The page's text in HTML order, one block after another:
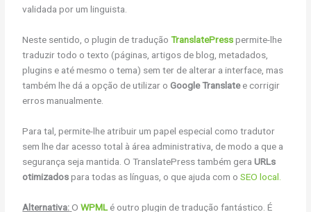
validada por um linguista.
Neste sentido, o plugin de tradução TranslatePress permite-lhe
traduzir todo o texto (páginas, artigos de blog, metadados,
plugins e até mesmo o tema) sem ter de alterar a interface, mas
também lhe dá a opção de utilizar oGoogle Translatee corrigir
erros manualmente.
Para tal, permite-lhe atribuir um papel especial como tradutor
sem lhe dar acesso total à área administrativa, de modo a que a
segurança seja mantida. O TranslatePress também gera URLs
otimizadospara todas as línguas, o que ajuda com oSEO local.
Alternativa: OWPML é outro plugin de tradução fantástico. É